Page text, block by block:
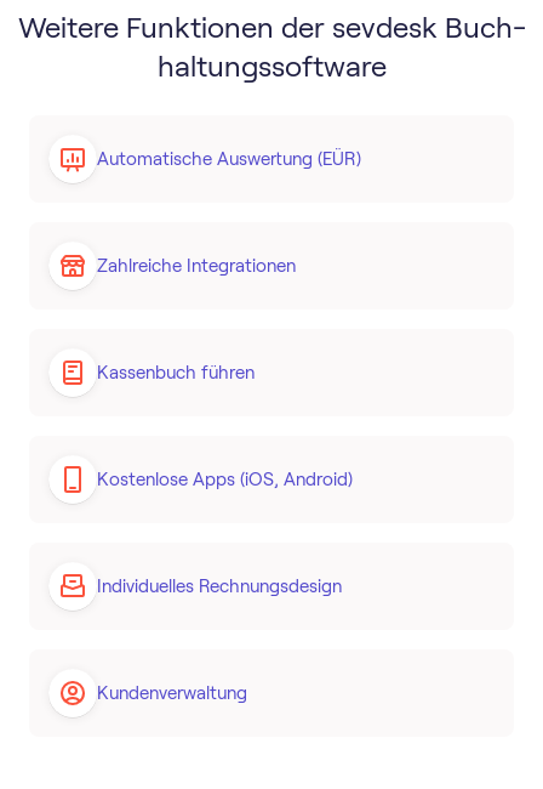
Weitere Funktionen der sevdesk Buch­
haltungs­software
Automatische Auswertung (EÜR)
Zahlreiche Integrationen
Kassenbuch führen
Kostenlose Apps (iOS, Android)
Individuelles Rechnungsdesign
Kundenverwaltung